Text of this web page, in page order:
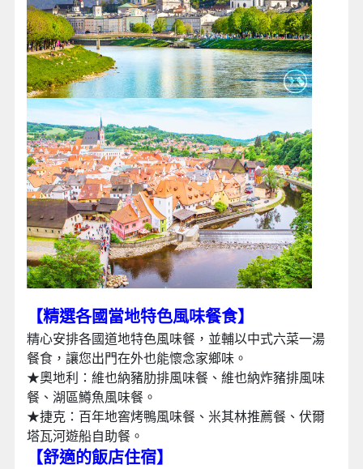
【精選各國當地特色風味餐食】
精心安排各國道地特色風味餐，並輔以中式六菜一湯
餐食，讓您出門在外也能懷念家鄉味。
★奧地利：維也納豬肋排風味餐、維也納炸豬排風味
餐、湖區鱒魚風味餐。
★捷克：百年地窖烤鴨風味餐、米其林推薦餐、伏爾
塔瓦河遊船自助餐。
【舒適的飯店住宿】